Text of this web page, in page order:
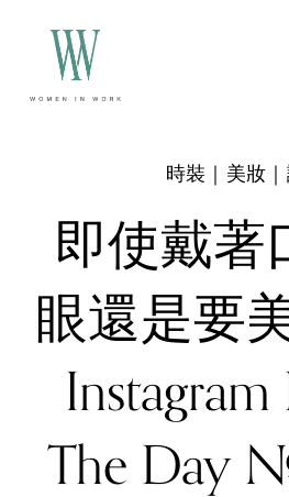
即使戴著
眼還是要
Instagram
The Day
時裝｜美妝